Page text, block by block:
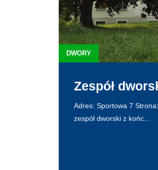
DWORY
Zespół
Adres: Sportowa 7
zespół dworski z końc...